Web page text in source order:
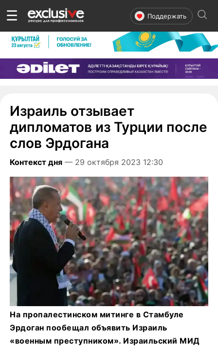
☰ Поддержать
Израиль отзывает
дипломатов из Турции после
слов Эрдогана
Контекст дня — 29 октября 2023 12:30
На пропалестинском митинге в Стамбуле
Эрдоган пообещал объявить Израиль
«военным преступником». Израильский МИД